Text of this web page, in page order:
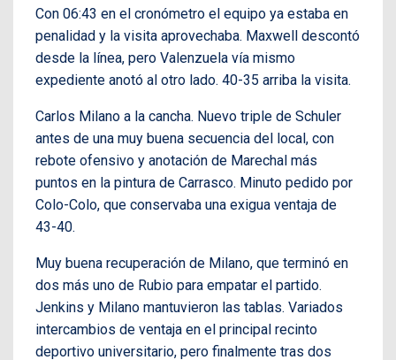
Con 06:43 en el cronómetro el equipo ya estaba en
penalidad y la visita aprovechaba. Maxwell descontó
desde la línea, pero Valenzuela vía mismo
expediente anotó al otro lado. 40-35 arriba la visita.
Carlos Milano a la cancha. Nuevo triple de Schuler
antes de una muy buena secuencia del local, con
rebote ofensivo y anotación de Marechal más
puntos en la pintura de Carrasco. Minuto pedido por
Colo-Colo, que conservaba una exigua ventaja de
43-40.
Muy buena recuperación de Milano, que terminó en
dos más uno de Rubio para empatar el partido.
Jenkins y Milano mantuvieron las tablas. Variados
intercambios de ventaja en el principal recinto
deportivo universitario, pero finalmente tras dos